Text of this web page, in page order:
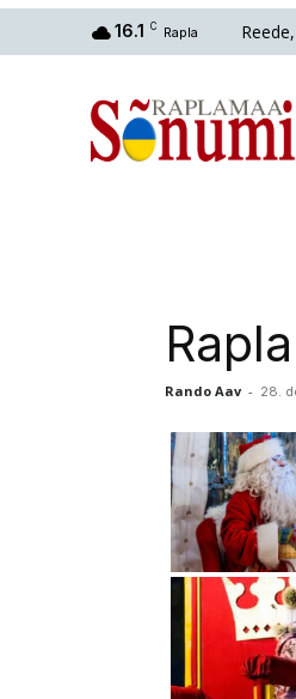
16.1 C Rapla
Rando Aav - 28.